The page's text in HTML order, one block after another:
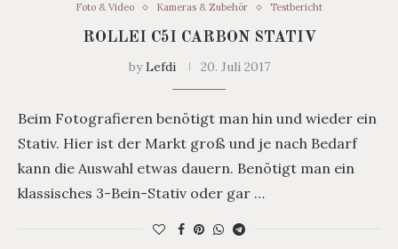
Foto & Video Kameras & Zubehör Testbericht
ROLLEI C5I CARBON STATIV
byLefdi 20. Juli 2017
Beim Fotografieren benötigt man hin und wieder ein
Stativ. Hier ist der Markt groß und je nach Bedarf
kann die Auswahl etwas dauern. Benötigt man ein
klassisches 3-Bein-Stativ oder gar …